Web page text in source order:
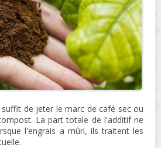
suffit de jeter le marc de café sec ou
La part totale de l'additif ne
l'engrais a mûri, ils traitent les